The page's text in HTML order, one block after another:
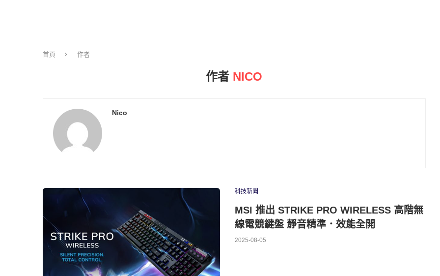
首頁 作者
作者 NICO
Nico
科技新聞
MSI 推出 STRIKE PRO WIRELESS 高階無
線電競鍵盤 靜音精準．效能全開
2025-08-05